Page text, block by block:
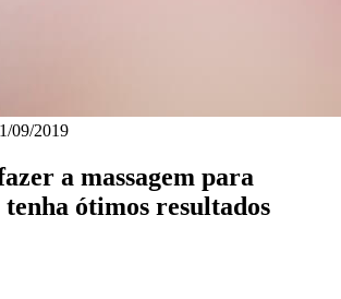
09/2019
a massagem para
ótimos resultados